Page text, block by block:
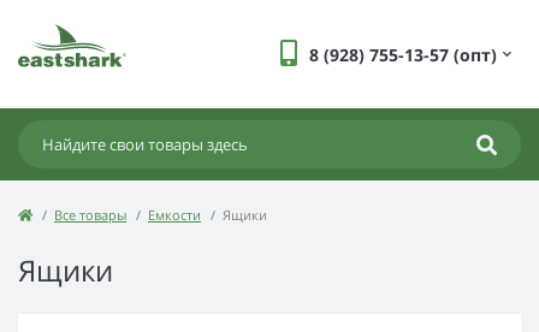
8 (928) 755-13-57 (опт)
Все товары Емкости Ящики
Ящики